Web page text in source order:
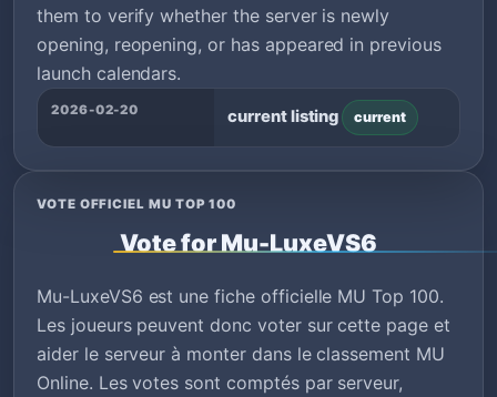
them to verify whether the server is newly
opening, reopening, or has appeared in previous
launch calendars.
2026-02-20 current listing current
VOTE OFFICIEL MU TOP 100
Vote for Mu-LuxeVS6
Mu-LuxeVS6 est une fiche officielle MU Top 100.
Les joueurs peuvent donc voter sur cette page et
aider le serveur à monter dans le classement MU
Online. Les votes sont comptés par serveur,